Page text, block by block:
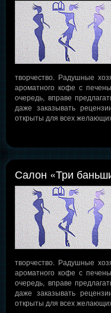
творчество. Радушные
ароматного кофе с
очередь, вправе
даже заказывать
открыты для всех
Салон «Три
творчество. Радушные
ароматного кофе с
очередь, вправе
даже заказывать
открыты для всех